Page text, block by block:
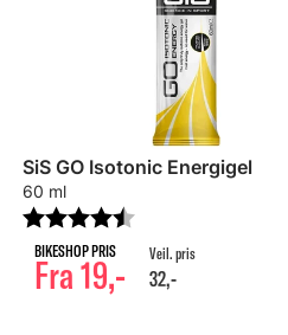
SiS GO Isotonic Energigel
60 ml
Fra 19,- 32,-
Karakter: 4.7 av 5 mulige